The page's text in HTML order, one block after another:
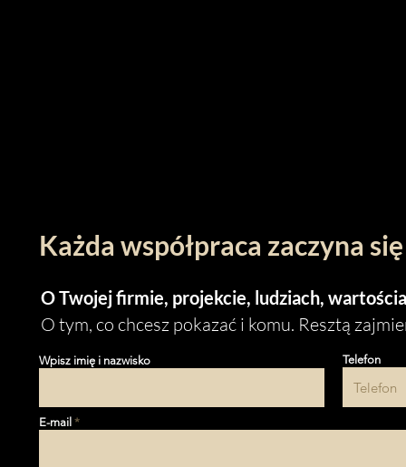
Każda współpraca zaczyna
O Twojej firmie, projekcie, ludziach,
O tym, co chcesz pokazać i komu. Resztą
Wpisz imię i nazwisko Telefon
E-mail